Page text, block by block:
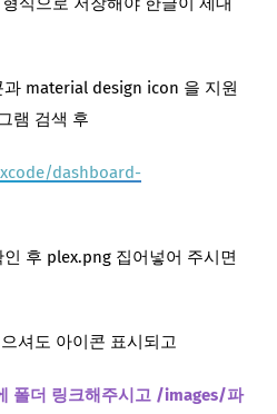
material design icon 을 지원
램 검색 후
dashboard-
후 plex.png 집어넣어 주시면
셔도 아이콘 표시되고
폴더 링크해주시고 /images/파